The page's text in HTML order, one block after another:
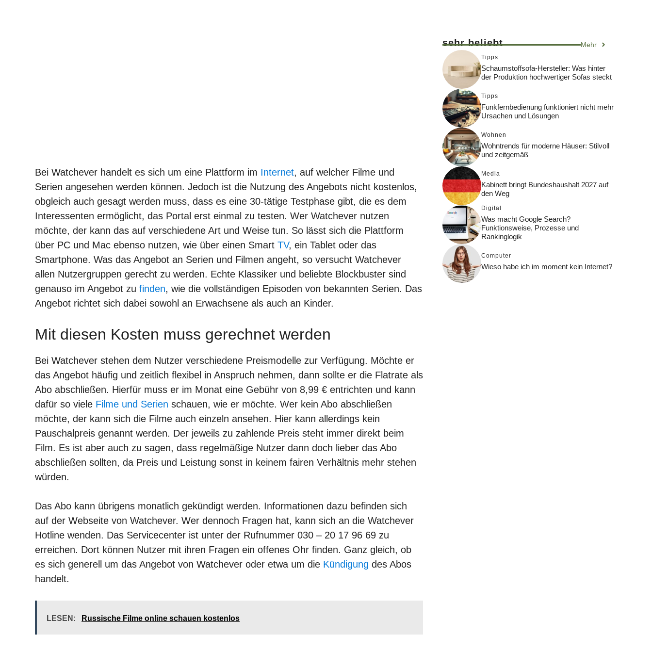
Bei Watchever handelt es sich um eine Plattform im Internet, auf welcher Filme und
Serien angesehen werden können. Jedoch ist die Nutzung des Angebots nicht kostenlos,
obgleich auch gesagt werden muss, dass es eine 30-tätige Testphase gibt, die es dem
Interessenten ermöglicht, das Portal erst einmal zu testen. Wer Watchever nutzen
möchte, der kann das auf verschiedene Art und Weise tun. So lässt sich die Plattform
über PC und Mac ebenso nutzen, wie über einen Smart TV, ein Tablet oder das
Smartphone. Was das Angebot an Serien und Filmen angeht, so versucht Watchever
allen Nutzergruppen gerecht zu werden. Echte Klassiker und beliebte Blockbuster sind
genauso im Angebot zu finden, wie die vollständigen Episoden von bekannten Serien. Das
Angebot richtet sich dabei sowohl an Erwachsene als auch an Kinder.
Mit diesen Kosten muss gerechnet werden
Bei Watchever stehen dem Nutzer verschiedene Preismodelle zur Verfügung. Möchte er
das Angebot häufig und zeitlich flexibel in Anspruch nehmen, dann sollte er die Flatrate als
Abo abschließen. Hierfür muss er im Monat eine Gebühr von 8,99 € entrichten und kann
dafür so viele Filme und Serien schauen, wie er möchte. Wer kein Abo abschließen
möchte, der kann sich die Filme auch einzeln ansehen. Hier kann allerdings kein
Pauschalpreis genannt werden. Der jeweils zu zahlende Preis steht immer direkt beim
Film. Es ist aber auch zu sagen, dass regelmäßige Nutzer dann doch lieber das Abo
abschließen sollten, da Preis und Leistung sonst in keinem fairen Verhältnis mehr stehen
würden.
Das Abo kann übrigens monatlich gekündigt werden. Informationen dazu befinden sich
auf der Webseite von Watchever. Wer dennoch Fragen hat, kann sich an die Watchever
Hotline wenden. Das Servicecenter ist unter der Rufnummer 030 – 20 17 96 69 zu
erreichen. Dort können Nutzer mit ihren Fragen ein offenes Ohr finden. Ganz gleich, ob
es sich generell um das Angebot von Watchever oder etwa um die Kündigung des Abos
handelt.
LESEN: Russische Filme online schauen kostenlos
sehr beliebt Mehr
Tipps
Schaumstoffsofa-Hersteller: Was hinter
der Produktion hochwertiger Sofas steckt
Tipps
Funkfernbedienung funktioniert nicht mehr
Ursachen und Lösungen
Wohnen
Wohntrends für moderne Häuser: Stilvoll
und zeitgemäß
Media
Kabinett bringt Bundeshaushalt 2027 auf
den Weg
Digital
Was macht Google Search?
Funktionsweise, Prozesse und
Rankinglogik
Computer
Wieso habe ich im moment kein Internet?